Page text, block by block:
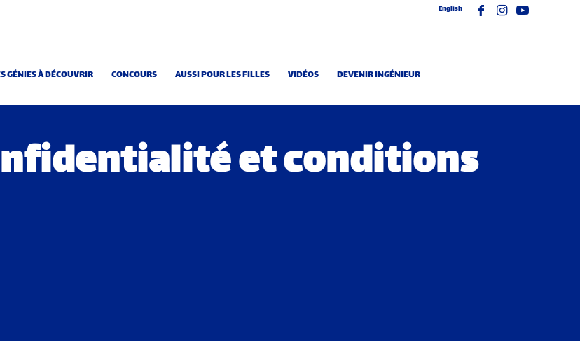
English
GÉNIES À DÉCOUVRIR CONCOURS AUSSI POUR LES FILLES VIDÉOS DEVENIR INGÉNIEUR
et conditions